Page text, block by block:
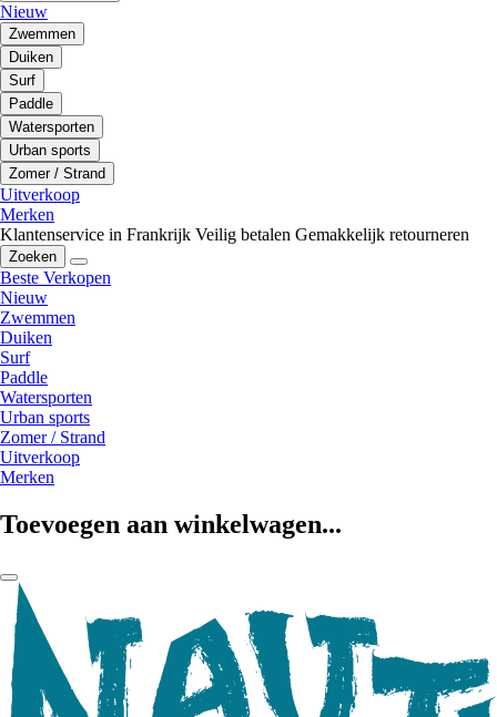
Nieuw
Zwemmen
Duiken
Surf
Paddle
Watersporten
Urban sports
Zomer / Strand
Uitverkoop
Merken
Klantenservice in Frankrijk Veilig betalen Gemakkelijk retourneren
Zoeken
Beste Verkopen
Nieuw
Zwemmen
Duiken
Surf
Paddle
Watersporten
Urban sports
Zomer / Strand
Uitverkoop
Merken
Toevoegen aan winkelwagen...